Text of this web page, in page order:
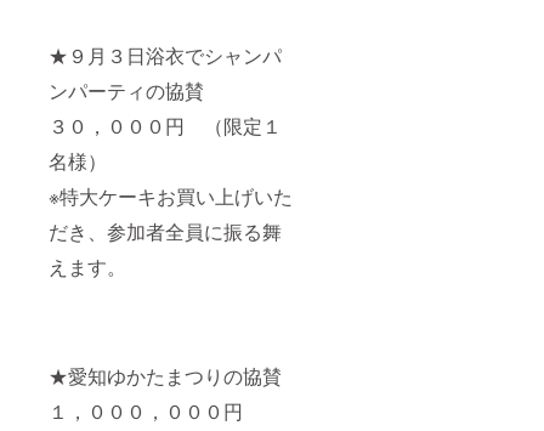
★９月３日浴衣でシャンパ
ンパーティの協賛
３０，０００円 （限定１
名様）
※特大ケーキお買い上げいた
だき、参加者全員に振る舞
えます。
★愛知ゆかたまつりの協賛
１，０００，０００円